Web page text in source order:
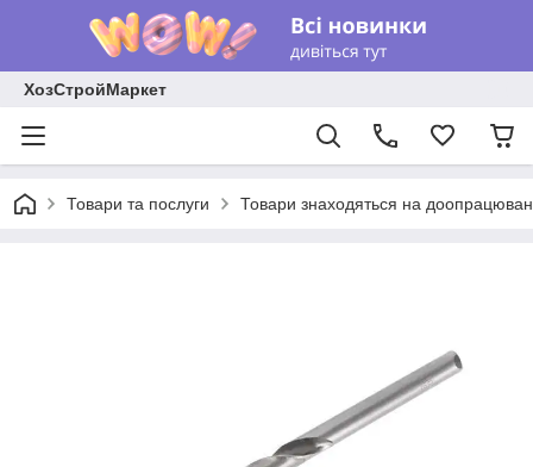
ХозСтройМаркет
Товари та послуги Товари знаходяться на